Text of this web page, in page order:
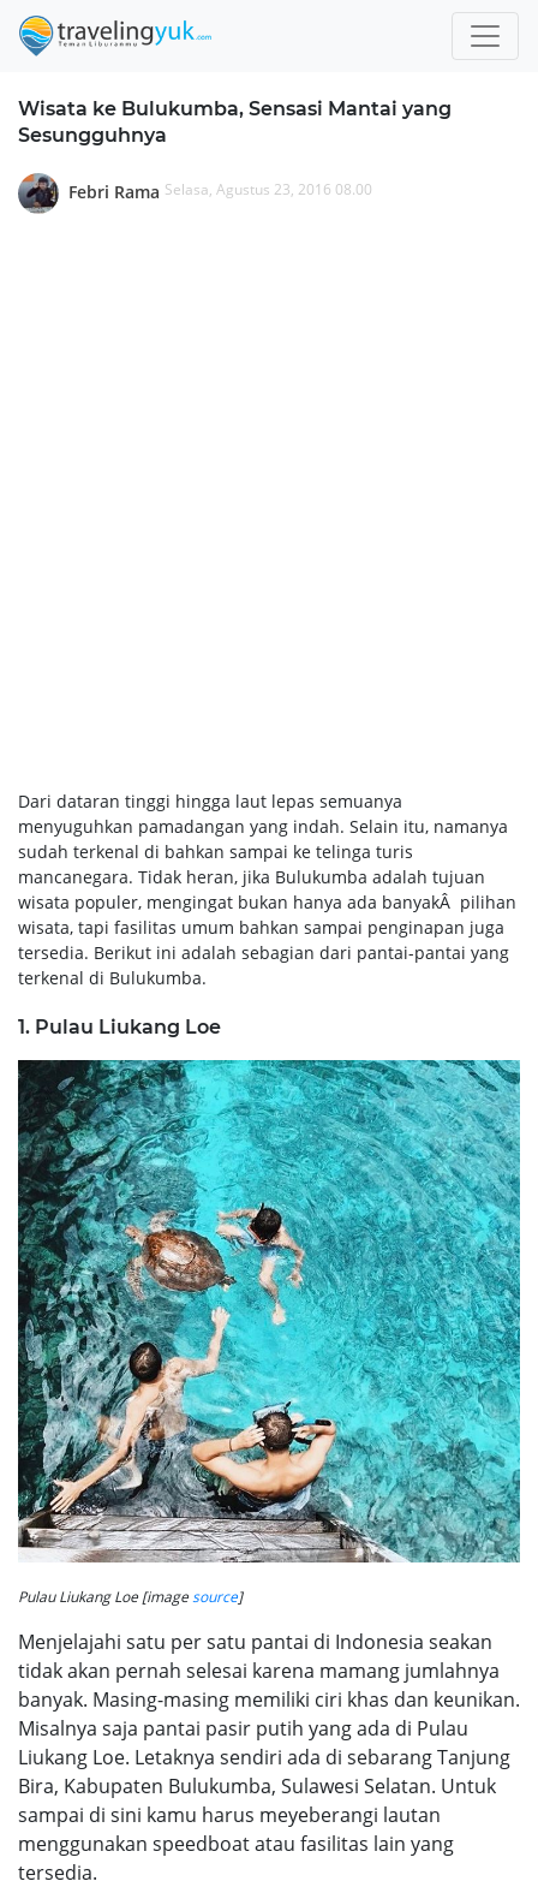
Wisata ke Bulukumba, Sensasi Mantai yang
Sesungguhnya
Febri Rama Selasa, Agustus 23, 2016 08.00
Dari dataran tinggi hingga laut lepas semuanya
menyuguhkan pamadangan yang indah. Selain itu, namanya
sudah terkenal di bahkan sampai ke telinga turis
mancanegara. Tidak heran, jika Bulukumba adalah tujuan
wisata populer, mengingat bukan hanya ada banyakÂ pilihan
wisata, tapi fasilitas umum bahkan sampai penginapan juga
tersedia. Berikut ini adalah sebagian dari pantai-pantai yang
terkenal di Bulukumba.
1. Pulau Liukang Loe
Pulau Liukang Loe [imagesource]
Menjelajahi satu per satu pantai di Indonesia seakan
tidak akan pernah selesai karena mamang jumlahnya
banyak. Masing-masing memiliki ciri khas dan keunikan.
Misalnya saja pantai pasir putih yang ada di Pulau
Liukang Loe. Letaknya sendiri ada di sebarang Tanjung
Bira, Kabupaten Bulukumba, Sulawesi Selatan. Untuk
sampai di sini kamu harus meyeberangi lautan
menggunakan speedboat atau fasilitas lain yang
tersedia.